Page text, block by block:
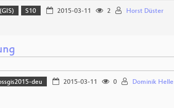
S10 2015-03-11 2 Horst Düster
deu 2015-03-11 0 Dominik Helle